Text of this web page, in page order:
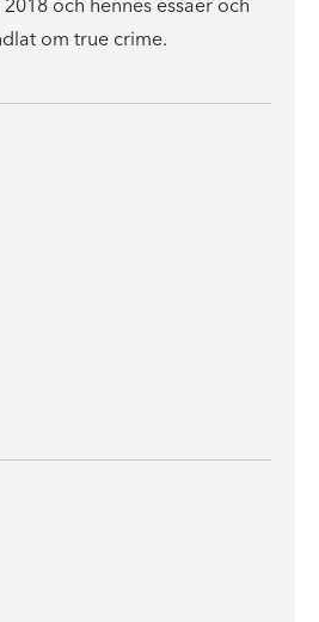
om true crime.